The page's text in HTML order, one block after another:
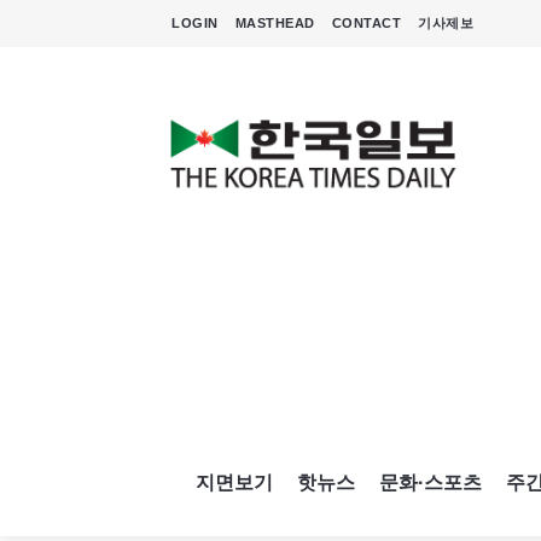
LOGIN MASTHEAD CONTACT 기사제보
지면보기 핫뉴스 문화·스포츠 주